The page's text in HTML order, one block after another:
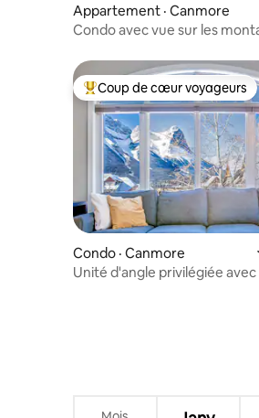
Appartement · Canmore
Condo avec vue sur les
6 personnes
Coup de cœur voyageurs
Coup de cœur voyageurs
Condo · Canmore
Unité d'angle privilégiée avec